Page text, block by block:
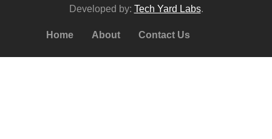
Developed by: Tech Yard Labs.
Home About Contact Us